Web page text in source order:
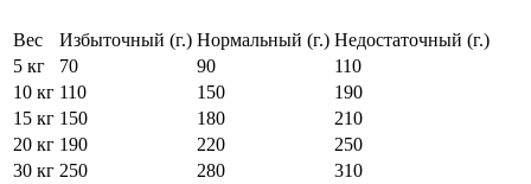
Вес Избыточный (г.) Нормальный (г.) Недостаточный (г.)
5 кг
70 90
110
10 кг 110 150
190
15 кг 150 180
210
20 кг 190 220
250
30 кг 250 280
310